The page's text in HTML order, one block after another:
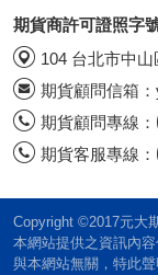
期貨商許可證照字
104 台北市中
期貨顧問信箱：
期貨顧問專線：
期貨客服專線：
Copyright ©2017元大
本網站提供之資訊內
與本網站無關，特此